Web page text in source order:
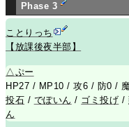
Phase 3
ことりっち
【放課後夜半部】
△ ぷー
HP27 / MP10 / 攻6 / 防0 /
投石 / でぽいん / ゴミ投げ /
ん